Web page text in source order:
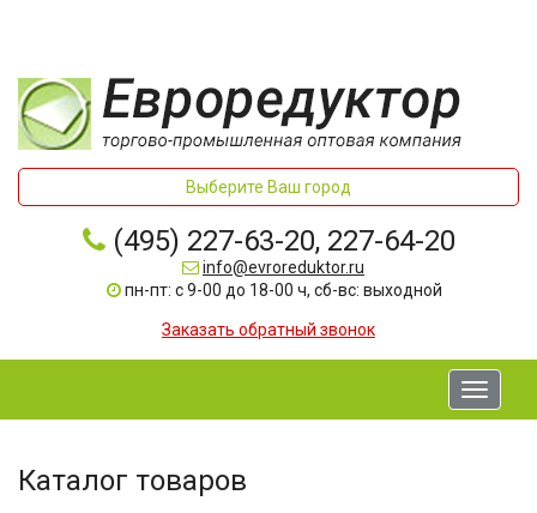
Выберите Ваш город
(495) 227-63-20, 227-64-20
info@evroreduktor.ru
пн-пт: с 9-00 до 18-00 ч, сб-вс: выходной
Заказать обратный звонок
Toggle
Каталог товаров